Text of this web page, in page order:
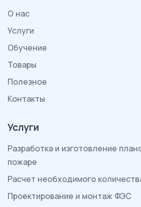
О нас
Услуги
Обучение
Товары
Полезное
Контакты
Услуги
Разработка и изготовление
пожаре
Расчет необходимого
Проектирование и монтаж ФЭС